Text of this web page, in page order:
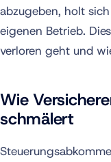
abzugeben, holt
eigenen Betrieb.
verloren geht und
Wie
schmälert